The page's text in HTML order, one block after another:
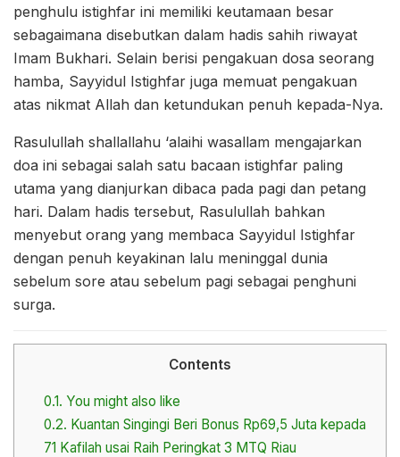
penghulu istighfar ini memiliki keutamaan besar
sebagaimana disebutkan dalam hadis sahih riwayat
Imam Bukhari. Selain berisi pengakuan dosa seorang
hamba, Sayyidul Istighfar juga memuat pengakuan
atas nikmat Allah dan ketundukan penuh kepada-Nya.
Rasulullah shallallahu ‘alaihi wasallam mengajarkan
doa ini sebagai salah satu bacaan istighfar paling
utama yang dianjurkan dibaca pada pagi dan petang
hari. Dalam hadis tersebut, Rasulullah bahkan
menyebut orang yang membaca Sayyidul Istighfar
dengan penuh keyakinan lalu meninggal dunia
sebelum sore atau sebelum pagi sebagai penghuni
surga.
Contents
0.1. You might also like
0.2. Kuantan Singingi Beri Bonus Rp69,5 Juta kepada
71 Kafilah usai Raih Peringkat 3 MTQ Riau